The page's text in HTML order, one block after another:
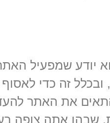
זה כדי
את האתר
שבהן אתה צופה